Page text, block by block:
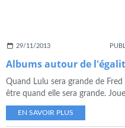
29/11/2013
Albums autour de
Quand Lulu sera grande de
être quand elle sera grande.
EN SAVOIR PLUS